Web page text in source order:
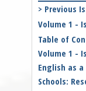
> Previous
Volume 1 -
Table of
Volume 1 -
English as
Schools: